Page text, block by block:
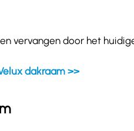
vervangen door het
dakraam >>